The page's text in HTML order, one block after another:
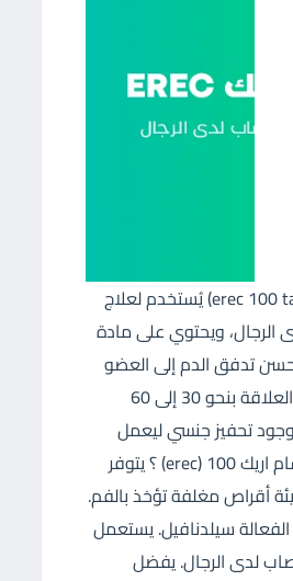
برشام اريك 100 (erec 100 tab) يُستخدم لعلاج
ويحتوي على مادة
تدفق الدم إلى العضو
الذكري. يُؤخذ قبل العلاقة بنحو 30 إلى 60
تحفيز جنسي ليعمل
بفعالية. ما هو برشام اريك 100 (erec) ؟ يتوفر
أقراص مغلفة تؤخذ بالفم.
سيلدنافيل. يستعمل
لدى الرجال. يفضل